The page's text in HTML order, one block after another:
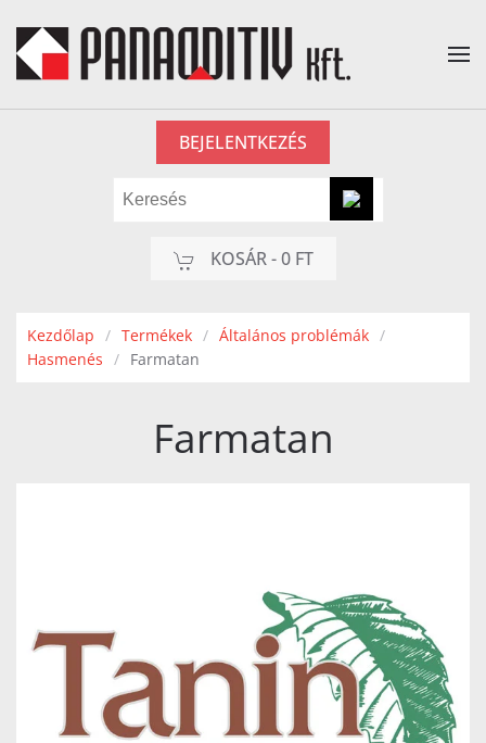
Fő tartalom átugrása
BEJELENTKEZÉS
KOSÁR -0 FT
Kezdőlap Termékek
Általános problémák
Hasmenés
Farmatan
Farmatan